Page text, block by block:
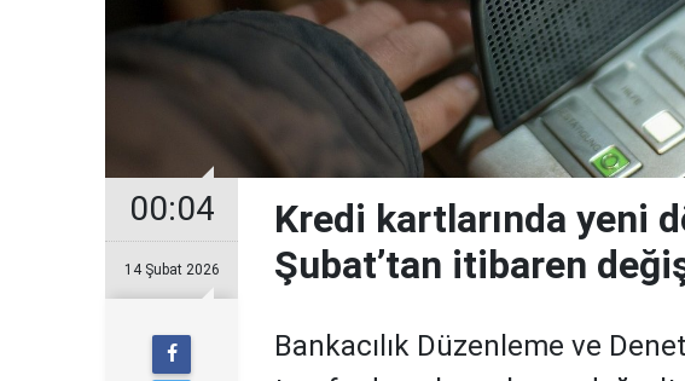
00:04
14 Şubat 2026
Kredi kartlarında yeni
Şubat’tan itibaren
Bankacılık Düzenleme ve